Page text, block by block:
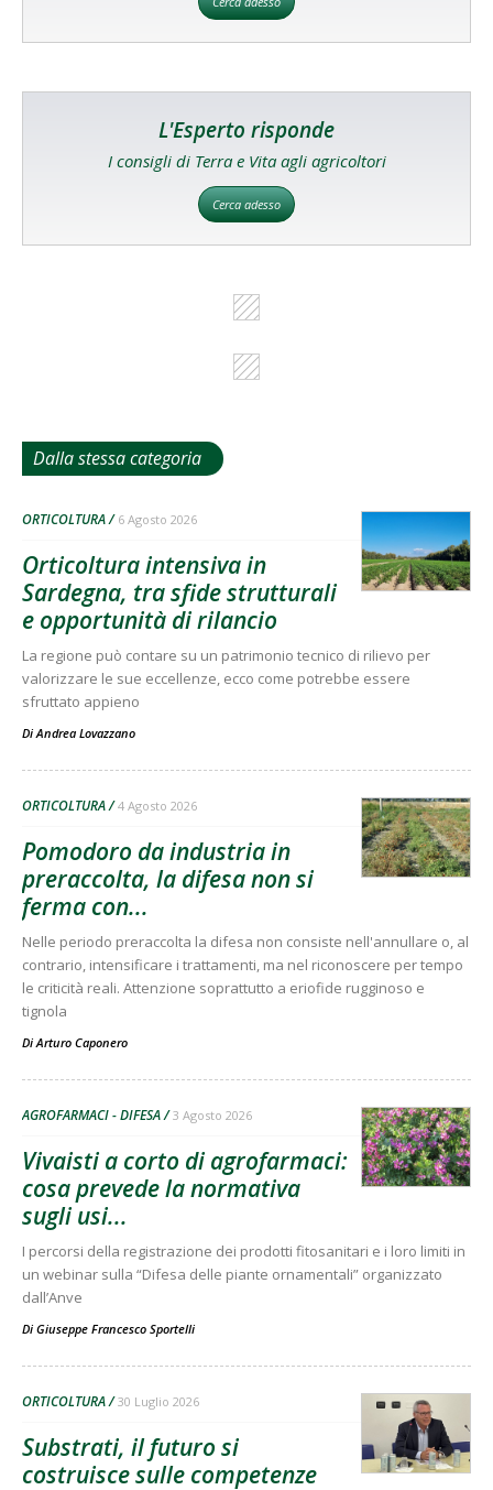
L'Esperto risponde
I consigli di Terra e Vita agli agricoltori
Cerca adesso
Dalla stessa categoria
ORTICOLTURA 6 Agosto 2026
Orticoltura intensiva in
Sardegna, tra sfide strutturali
e opportunità di rilancio
La regione può contare su un patrimonio tecnico di rilievo per
valorizzare le sue eccellenze, ecco come potrebbe essere
sfruttato appieno
DiAndrea Lovazzano
ORTICOLTURA 4 Agosto 2026
Pomodoro da industria in
preraccolta, la difesa non si
ferma con...
Nelle periodo preraccolta la difesa non consiste nell'annullare o, al
contrario, intensificare i trattamenti, ma nel riconoscere per tempo
le criticità reali. Attenzione soprattutto a eriofide rugginoso e
tignola
DiArturo Caponero
AGROFARMACI - DIFESA 3 Agosto 2026
Vivaisti a corto di agrofarmaci:
cosa prevede la normativa
sugli usi...
I percorsi della registrazione dei prodotti fitosanitari e i loro limiti in
un webinar sulla “Difesa delle piante ornamentali” organizzato
dall’Anve
Di Giuseppe Francesco Sportelli
ORTICOLTURA 30 Luglio 2026
Substrati, il futuro si
costruisce sulle competenze